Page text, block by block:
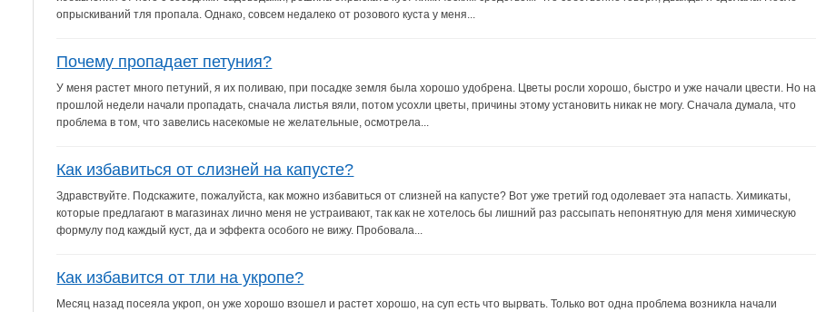
опрыскиваний тля пропала. Однако, совсем недалеко от розового куста у меня...
Почему пропадает петуния?
У меня растет много петуний, я их поливаю, при посадке земля была хорошо удобрена. Цветы росли хорошо, быстро и уже начали цвести. Но на
прошлой недели начали пропадать, сначала листья вяли, потом усохли цветы, причины этому установить никак не могу. Сначала думала, что
проблема в том, что завелись насекомые не желательные, осмотрела...
Как избавиться от слизней на капусте?
Здравствуйте. Подскажите, пожалуйста, как можно избавиться от слизней на капусте? Вот уже третий год одолевает эта напасть. Химикаты,
которые предлагают в магазинах лично меня не устраивают, так как не хотелось бы лишний раз рассыпать непонятную для меня химическую
формулу под каждый куст, да и эффекта особого не вижу. Пробовала...
Как избавится от тли на укропе?
Месяц назад посеяла укроп, он уже хорошо взошел и растет хорошо, на суп есть что вырвать. Только вот одна проблема возникла начали